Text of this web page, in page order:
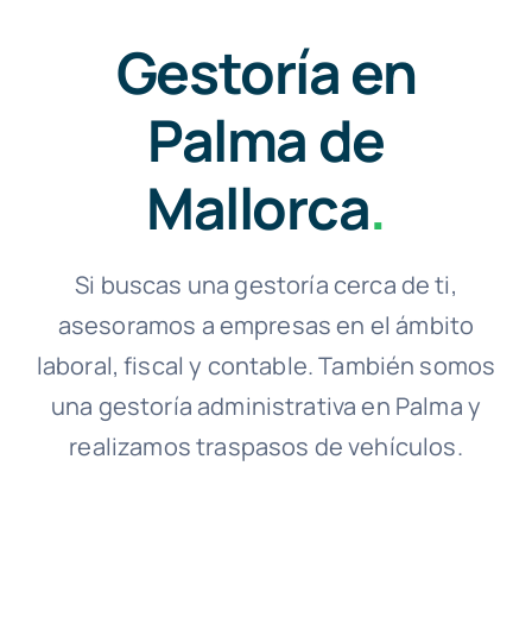
Gestoría en
Palma de
Mallorca.
Si buscas una gestoría cerca de ti,
asesoramos a empresas en el ámbito
laboral, fiscal y contable. También somos
una gestoría administrativa en Palma y
realizamos traspasos de vehículos.